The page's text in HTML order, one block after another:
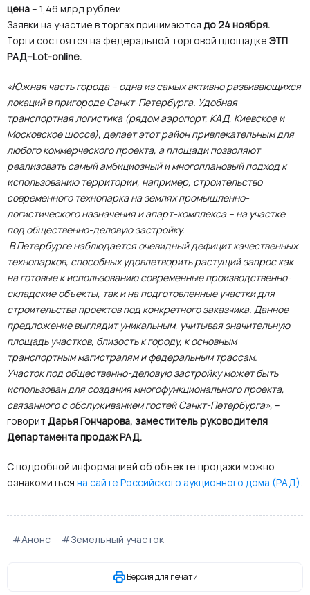
цена– 1,46 млрд рублей.
Заявки на участие в торгах принимаются до 24 ноября.
Торги состоятся на федеральной торговой площадке ЭТП
РАД–Lot-online.
«Южная часть города – одна из самых активно развивающихся
локаций в пригороде Санкт-Петербурга. Удобная
транспортная логистика (рядом аэропорт, КАД, Киевское и
Московское шоссе), делает этот район привлекательным для
любого коммерческого проекта, а площади позволяют
реализовать самый амбициозный и многоплановый подход к
использованию территории, например, строительство
современного технопарка на землях промышленно-
логистического назначения и апарт-комплекса – на участке
под общественно-деловую застройку.
В Петербурге наблюдается очевидный дефицит качественных
технопарков, способных удовлетворить растущий запрос как
на готовые к использованию современные производственно-
складские объекты, так и на подготовленные участки для
строительства проектов под конкретного заказчика. Данное
предложение выглядит уникальным, учитывая значительную
площадь участков, близость к городу, к основным
транспортным магистралям и федеральным трассам.
Участок под общественно-деловую застройку может быть
использован для создания многофункционального проекта,
связанного с обслуживанием гостей Санкт-Петербурга», –
говорит Дарья Гончарова, заместитель руководителя
Департамента продаж РАД.
С подробной информацией об объекте продажи можно
ознакомиться на сайте Российского аукционного дома (РАД).
#Анонс #Земельный участок
Версия для печати